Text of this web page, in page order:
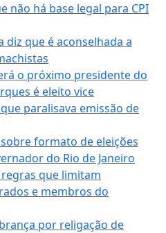
não há base legal para CPI
que é aconselhada a
o próximo presidente do
é eleito vice
paralisava emissão de
formato de eleições
do Rio de Janeiro
regras que limitam
e membros do
por religação de